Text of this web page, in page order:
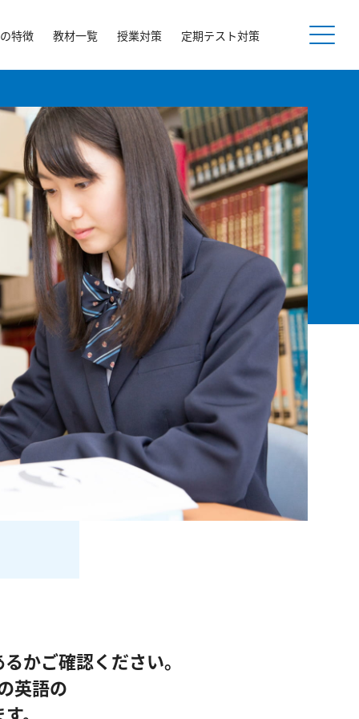
特徴 教材一覧 授業対策 定期テスト対策
かご確認ください。
英語の
。